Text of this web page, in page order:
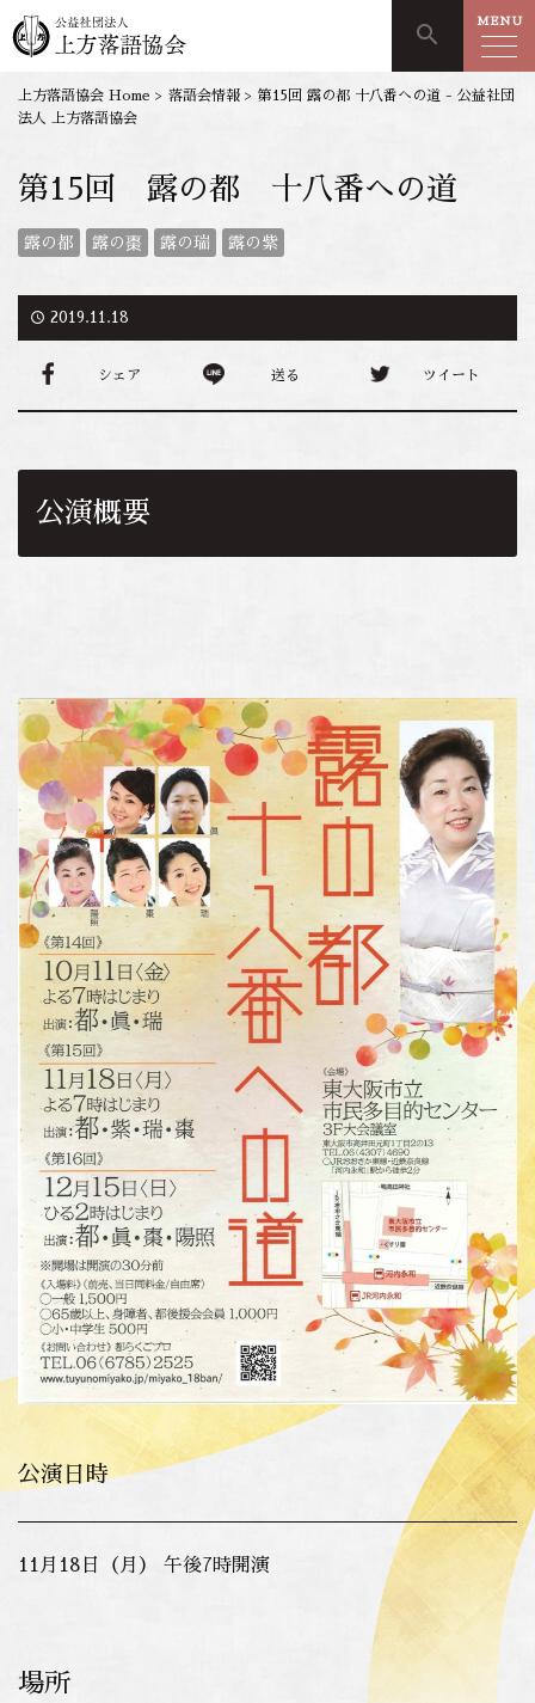
search MENU
上方落語協会 Home > 落語会情報 > 第15回 露の都 十八番への道 - 公益社団
法人 上方落語協会
第15回 露の都 十八番への道
露の都 露の棗 露の瑞 露の紫
access_time 2019.11.18
シェア 送る ツイート
公演概要
公演日時
11月18日（月） 午後7時開演
場所